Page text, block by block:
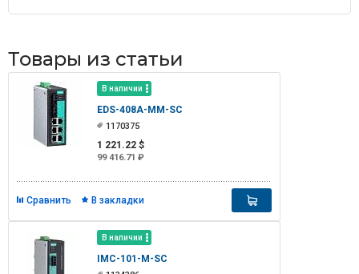
Товары из статьи
В наличии
EDS-408A-MM-SC
1170375
1 221.22 $
99 416.71 ₽
Сравнить В закладки
В наличии
IMC-101-M-SC